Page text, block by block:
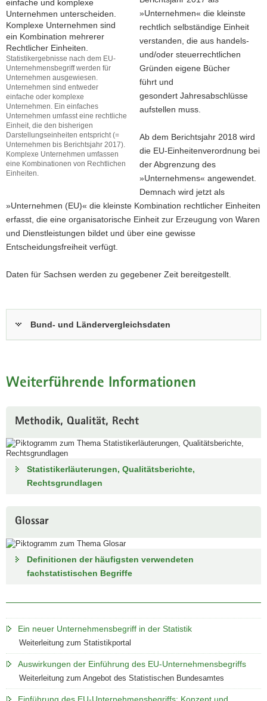
a
v
i
g
a
t
i
o
n
Statistikergebnisse nach dem EU-
Unternehmensbegriff werden für
Unternehmen ausgewiesen.
Unternehmen sind entweder
einfache oder komplexe
Unternehmen. Ein einfaches
Unternehmen umfasst eine rechtliche
Einheit, die den bisherigen
Darstellungseinheiten entspricht (=
Unternehmen bis Berichtsjahr 2017).
Komplexe Unternehmen umfassen
eine Kombinationen von Rechtlichen
Einheiten.
dem
EU-
Unternehmensbegriff
für
ausgewiesen.
entweder
einfache
komplexe
einfaches
Unternehmen
rechtliche
die
den
bisherigen
Darstellungseinheiten
bis
2017).
Komplexe
Unternehmen
Kombinationen
Rechtlichen
Einheiten.
»Unternehmen« die kleinste
rechtlich selbständige Einheit
verstanden, die aus handels-
und/oder steuerrechtlichen
Gründen eigene Bücher
führt und
gesondert Jahresabschlüsse
aufstellen muss.
Ab dem Berichtsjahr 2018 wird
die EU-Einheitenverordnung bei
der Abgrenzung des
»Unternehmens« angewendet.
Demnach wird jetzt als
»Unternehmen (EU)« die kleinste Kombination rechtlicher Einheiten
erfasst, die eine organisatorische Einheit zur Erzeugung von Waren
und Dienstleistungen bildet und über eine gewisse
Entscheidungsfreiheit verfügt.
Daten für Sachsen werden zu gegebener Zeit bereitgestellt.
Bund- und Ländervergleichsdaten
Weiterführende Informationen
Methodik, Qualität, Recht
Statistikerläuterungen, Qualitätsberichte,
Rechtsgrundlagen
Glossar
Definitionen der häufigsten verwendeten
fachstatistischen Begriffe
Ein neuer Unternehmensbegriff in der Statistik
Weiterleitung zum Statistikportal
Auswirkungen der Einführung des EU-Unternehmensbegriffs
Weiterleitung zum Angebot des Statistischen Bundesamtes